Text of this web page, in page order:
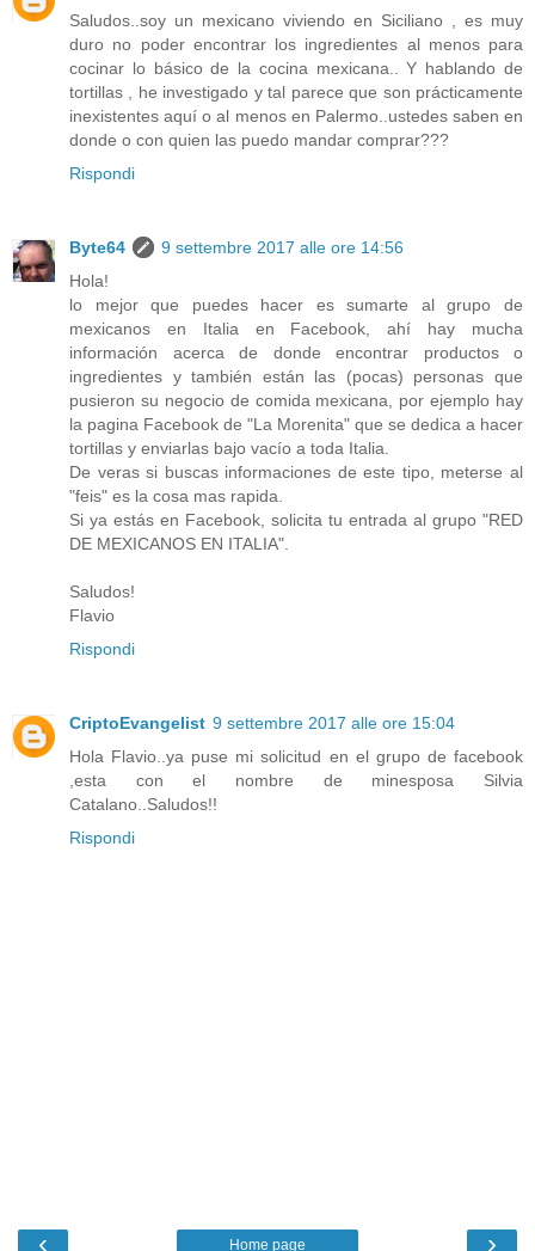
Saludos..soy un mexicano viviendo en Siciliano , es muy
duro no poder encontrar los ingredientes al menos para
cocinar lo básico de la cocina mexicana.. Y hablando de
tortillas , he investigado y tal parece que son prácticamente
inexistentes aquí o al menos en Palermo..ustedes saben en
donde o con quien las puedo mandar comprar???
Rispondi
Byte64
9 settembre 2017 alle ore 14:56
Hola!
lo mejor que puedes hacer es sumarte al grupo de
mexicanos en Italia en Facebook, ahí hay mucha
información acerca de donde encontrar productos o
ingredientes y también están las (pocas) personas que
pusieron su negocio de comida mexicana, por ejemplo hay
la pagina Facebook de "La Morenita" que se dedica a hacer
tortillas y enviarlas bajo vacío a toda Italia.
De veras si buscas informaciones de este tipo, meterse al
"feis" es la cosa mas rapida.
Si ya estás en Facebook, solicita tu entrada al grupo "RED
DE MEXICANOS EN ITALIA".
Saludos!
Flavio
Rispondi
CriptoEvangelist 9 settembre 2017 alle ore 15:04
Hola Flavio..ya puse mi solicitud en el grupo de facebook
,esta con el nombre de minesposa Silvia
Catalano..Saludos!!
Rispondi
‹ ›
Home page